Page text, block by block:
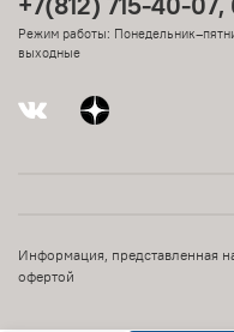
Режим работы:
выходные
Информация, представленная
офертой